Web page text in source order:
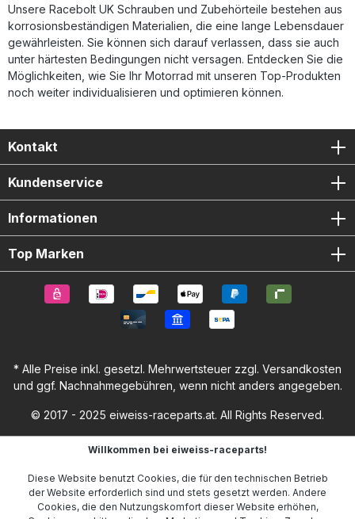
Unsere Racebolt UK Schrauben und Zubehörteile bestehen aus
korrosionsbeständigen Materialien, die eine lange Lebensdauer
gewährleisten. Sie können sich darauf verlassen, dass sie auch
unter härtesten Bedingungen nicht versagen. Entdecken Sie die
Möglichkeiten, wie Sie Ihr Motorrad mit unseren Top-Produkten
noch weiter individualisieren und optimieren können.
Kontakt
Kundenservice
Informationen
Top Marken
* Alle Preise inkl. gesetzl. Mehrwertsteuer zzgl. Versandkosten
und ggf. Nachnahmegebühren, wenn nicht anders angegeben.
© 2017 - 2025 eiweiss-raceparts.at. All Rights Reserved.
Willkommen bei eiweiss-raceparts!
Diese Website benutzt Cookies, die für den technischen Betrieb
der Website erforderlich sind und stets gesetzt werden. Andere
Cookies, die den Nutzungskomfort dieser Website erhöhen,